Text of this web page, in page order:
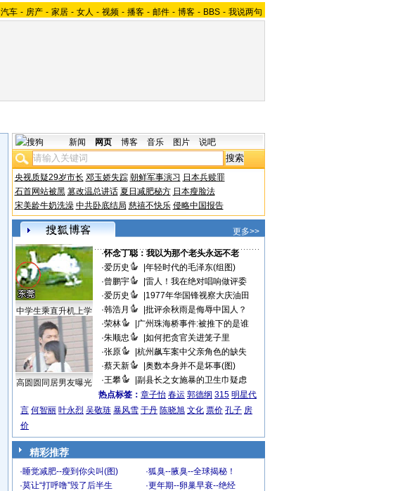
汽车 - 房产 - 家居 - 女人 - 视频 - 播客 - 邮件 - 博客 - BBS - 我说两句
新闻 网页 博客 音乐 图片 说吧
央视质疑29岁市长 邓玉娇失踪 朝鲜军事演习 日本兵赎罪
石首网站被黑 篡改温总讲话 夏日减肥秘方 日本瘦脸法
宋美龄牛奶洗澡 中共卧底结局 慈禧不快乐 侵略中国报告
更多>>
中学生乘直升机上学
高圆圆同居男友曝光
·怀念丁聪：我以为那个老头永远不老
·爱历史
年轻时代的毛泽东(组图)
·曾鹏宇
雷人！我在绝对唱响做评委
·爱历史
1977年华国锋视察大庆油田
·韩浩月
批评余秋雨是侮辱中国人？
·荣林
广州珠海桥事件:被推下的是谁
·朱顺忠
如何把贪官关进笼子里
·张原
杭州飙车案中父亲角色的缺失
·蔡天新
奥数本身并不是坏事(图)
·王攀
副县长之女施暴的卫生巾疑虑
热点标签： 章子怡 春运 郭德纲 315 明星代
言 何智丽 叶永烈 吴敬琏 暴风雪 于丹 陈晓旭 文化 票价 孔子 房
价
精彩推荐
·睡觉减肥--瘦到你尖叫(图) ·狐臭--腋臭--全球揭秘！
·莫让“打呼噜”毁了后半生 ·更年期--卵巢早衰--绝经